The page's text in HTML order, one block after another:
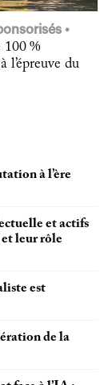
100 %
l’épreuve du
à l’ère
et actifs
leur rôle
est
de la